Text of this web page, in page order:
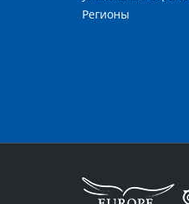
Регионы